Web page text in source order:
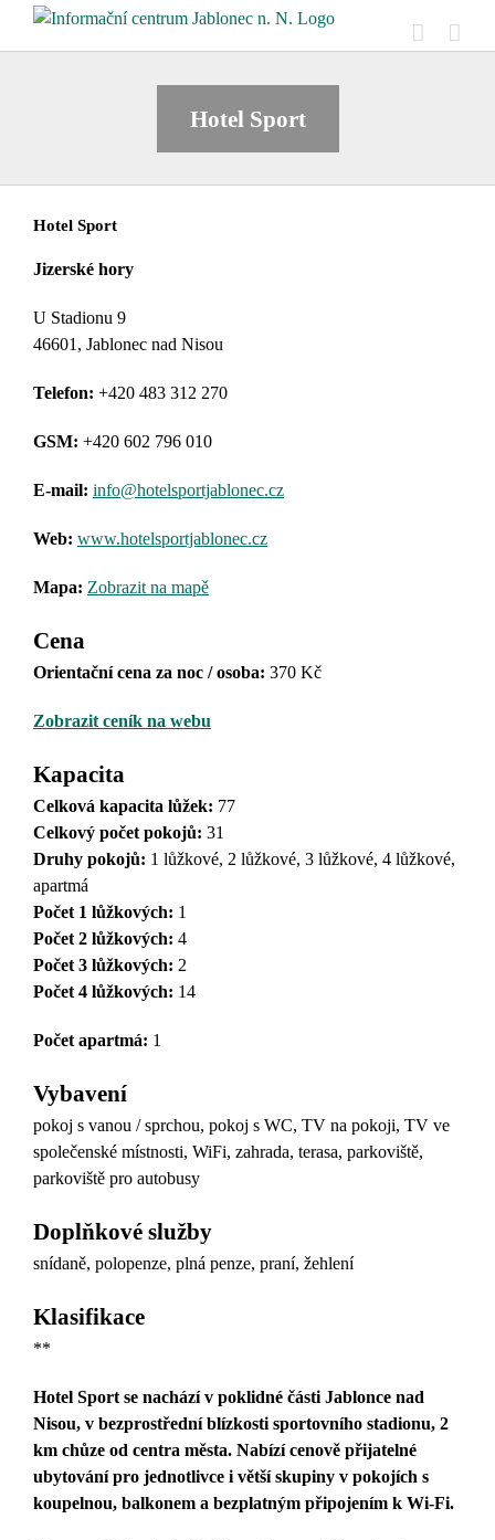
Přeskočit
Hotel Sport
Hotel Sport
Jizerské hory
U Stadionu 9
46601, Jablonec nad Nisou
Telefon: +420 483 312 270
GSM: +420 602 796 010
E-mail: info@hotelsportjablonec.cz
Web: www.hotelsportjablonec.cz
Mapa: Zobrazit na mapě
Cena
Orientační cena za noc / osoba: 370 Kč
Zobrazit ceník na webu
Kapacita
Celková kapacita lůžek: 77
Celkový počet pokojů: 31
Druhy pokojů: 1 lůžkové, 2 lůžkové, 3 lůžkové, 4 lůžkové,
apartmá
Počet 1 lůžkových: 1
Počet 2 lůžkových: 4
Počet 3 lůžkových: 2
Počet 4 lůžkových: 14
Počet apartmá: 1
Vybavení
pokoj s vanou / sprchou, pokoj s WC, TV na pokoji, TV ve
společenské místnosti, WiFi, zahrada, terasa, parkoviště,
parkoviště pro autobusy
Doplňkové služby
snídaně, polopenze, plná penze, praní, žehlení
Klasifikace
**
Hotel Sport se nachází v poklidné části Jablonce nad
Nisou, v bezprostřední blízkosti sportovního stadionu, 2
km chůze od centra města. Nabízí cenově přijatelné
ubytování pro jednotlivce i větší skupiny v pokojích s
koupelnou, balkonem a bezplatným připojením k Wi-Fi.